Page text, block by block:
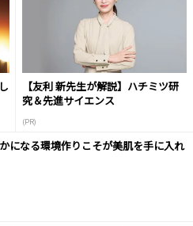
【友利 新先生が解説】ハチミツ研
究＆先進サイエンス
(PR)
になる環境作りこそが美肌を手に入れ